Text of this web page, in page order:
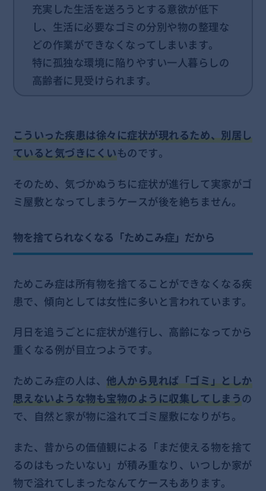
充実した生活を送ろうとする意欲が低下
し、生活に必要なゴミの分別や物の整理な
どの作業ができなくなってしまいます。
特に孤独な環境に陥りやすい一人暮らしの
高齢者に見受けられます。
こういった疾患は徐々に症状が現れるため、別居し
ていると気づきにくいものです。
そのため、気づかぬうちに症状が進行して実家がゴ
ミ屋敷となってしまうケースが後を絶ちません。
物を捨てられなくなる「ためこみ症」だから
ためこみ症は所有物を捨てることができなくなる疾
患で、傾向としては女性に多いと言われています。
月日を追うごとに症状が進行し、高齢になってから
重くなる例が目立つようです。
ためこみ症の人は、他人から見れば「ゴミ」としか
思えないような物も宝物のように収集してしまうの
で、自然と家が物に溢れてゴミ屋敷になりがち。
また、昔からの価値観による「まだ使える物を捨て
るのはもったいない」が積み重なり、いつしか家が
物で溢れてしまったなんてケースもあります。